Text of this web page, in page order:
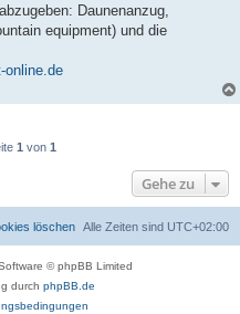
Daunenanzug,
equipment) und die
online.de
1 von 1
Gehe zu
Alle Zeiten sind UTC+02:00
löschen
© phpBB Limited
durch phpBB.de